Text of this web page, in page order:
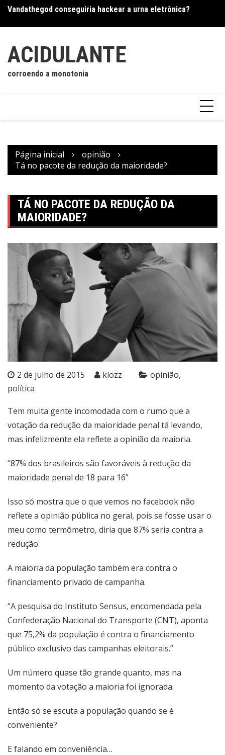
o
Vandathegod conseguiria hackear a urna eletrônica?
ACIDULANTE
corroendo a monotonia
Página inicial
opinião
Tá no pacote da redução da maioridade?
TÁ NO PACOTE DA REDUÇÃO DA
MAIORIDADE?
2 de julho de 2015 klozz
opinião
política
Tem muita gente incomodada com o rumo que a
votação da redução da maioridade penal tá levando,
mas infelizmente ela reflete a opinião da maioria.
“87% dos brasileiros são favoráveis à redução da
maioridade penal de 18 para 16”
Isso só mostra que o que vemos no facebook não
reflete a opinião pública no geral, pois se fosse usar o
meu como termômetro, diria que 87% seria contra a
redução.
A maioria da população também era contra o
financiamento privado de campanha.
“A pesquisa do Instituto Sensus, encomendada pela
Confederação Nacional do Transporte (CNT), aponta
que 75,2% da população é contra o financiamento
público exclusivo das campanhas eleitorais.”
Um número quase tão grande quanto, mas na
momento da votação a maioria foi ignorada.
Então só se escuta a população quando se é
conveniente?
E falando em conveniência…